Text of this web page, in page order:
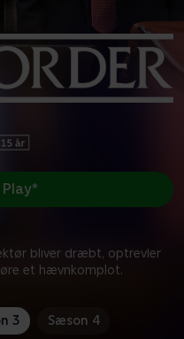
bliver dræbt, optrevler
et hævnkomplot.
Play*
3 Sæson 4